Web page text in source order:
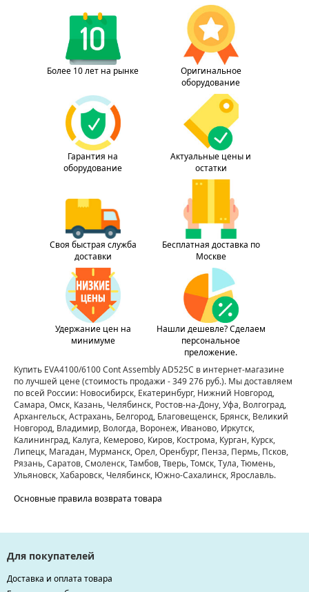
Более 10 лет на рынке
Оригинальное
оборудование
Гарантия на
оборудование
Актуальные цены и
остатки
Своя быстрая служба
доставки
Бесплатная доставка по
Москве
Удержание цен на
минимуме
Нашли дешевле? Сделаем
персональное
преложение.
Купить EVA4100/6100 Cont Assembly AD525C в интернет-магазине
по лучшей цене(стоимость продажи - 349 276 руб.). Мы доставляем
по всей России: Новосибирск, Екатеринбург, Нижний Новгород,
Самара, Омск, Казань, Челябинск, Ростов-на-Дону, Уфа, Волгоград,
Архангельск, Астрахань, Белгород, Благовещенск, Брянск, Великий
Новгород, Владимир, Вологда, Воронеж, Иваново, Иркутск,
Калининград, Калуга, Кемерово, Киров, Кострома, Курган, Курск,
Липецк, Магадан, Мурманск, Орел, Оренбург, Пенза, Пермь, Псков,
Рязань, Саратов, Смоленск, Тамбов, Тверь, Томск, Тула, Тюмень,
Ульяновск, Хабаровск, Челябинск, Южно-Сахалинск, Ярославль.
Основные правила возврата товара
Для покупателей
Доставка и оплата товара